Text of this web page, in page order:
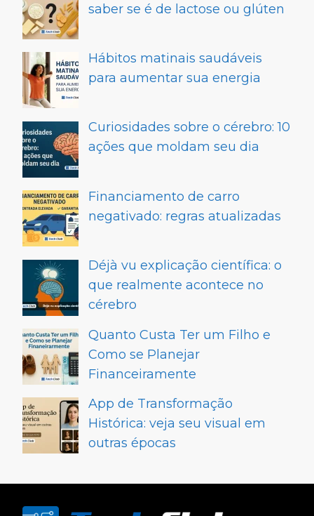
saber se é de lactose ou glúten
Hábitos matinais saudáveis
para aumentar sua energia
Curiosidades sobre o cérebro: 10
ações que moldam seu dia
Financiamento de carro
negativado: regras atualizadas
Déjà vu explicação científica: o
que realmente acontece no
cérebro
Quanto Custa Ter um Filho e
Como se Planejar
Financeiramente
App de Transformação
Histórica: veja seu visual em
outras épocas